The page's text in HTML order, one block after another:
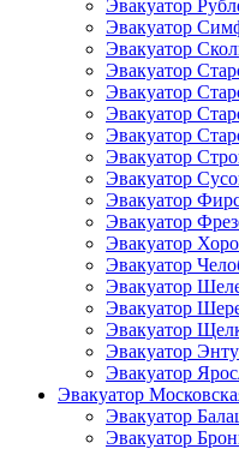
Эвакуатор
Эвакуатор
Эвакуатор
Эвакуатор
Эвакуатор
Эвакуатор
Эвакуатор
Эвакуатор
Эвакуатор
Эвакуатор
Эвакуатор
Эвакуатор
Эвакуатор
Эвакуатор
Эвакуатор
Эвакуатор
Эвакуатор
Эвакуатор
Эвакуатор
Эвакуатор
Эвакуатор